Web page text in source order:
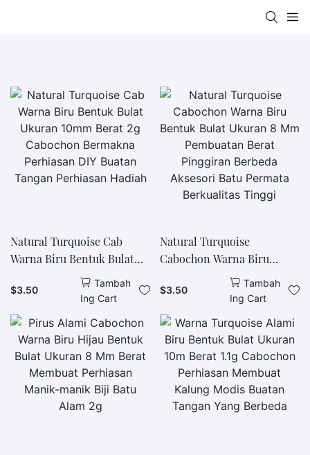
Natural Turquoise Cab
Warna Biru Bentuk Bulat
Ukuran 10mm Berat 2g
Cabochon Bermakna
Tangan Perhiasan Hadiah
$3.50
Tambah
Ing Cart
Natural Turquoise
Cabochon Warna Biru
Bentuk Bulat Ukuran 8 Mm
Pembuatan Berat Pinggiran
Permata Berkualitas Tinggi
$3.50
Tambah
Ing Cart